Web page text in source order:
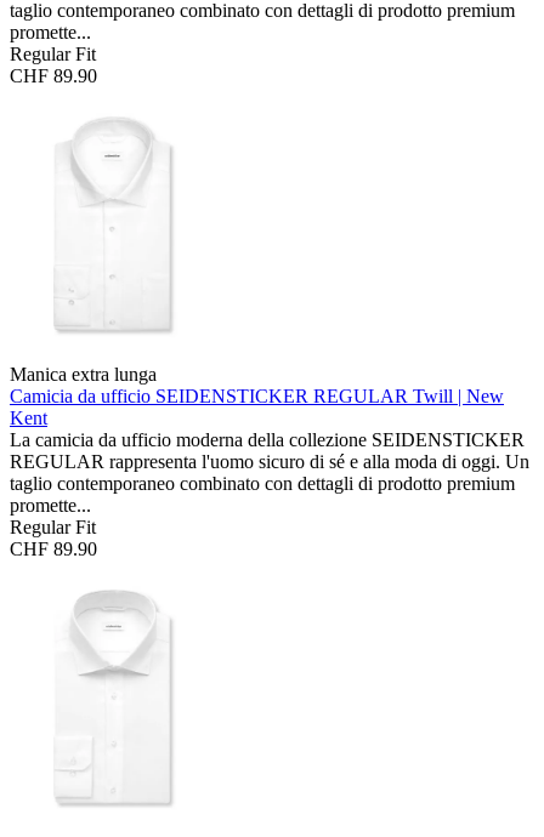
taglio contemporaneo combinato con dettagli di prodotto premium
promette...
Regular Fit
CHF 89.90
Manica extra lunga
Camicia da ufficio SEIDENSTICKER REGULAR Twill | New
Kent
La camicia da ufficio moderna della collezione SEIDENSTICKER
REGULAR rappresenta l'uomo sicuro di sé e alla moda di oggi. Un
taglio contemporaneo combinato con dettagli di prodotto premium
promette...
Regular Fit
CHF 89.90